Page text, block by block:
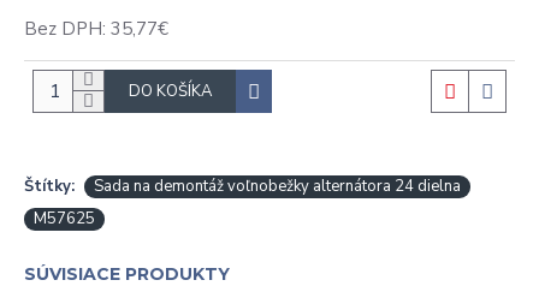
Bez DPH: 35,77€
DO KOŠÍKA
Štítky:
Sada na demontáž voľnobežky alternátora 24 dielna
M57625
SÚVISIACE PRODUKTY